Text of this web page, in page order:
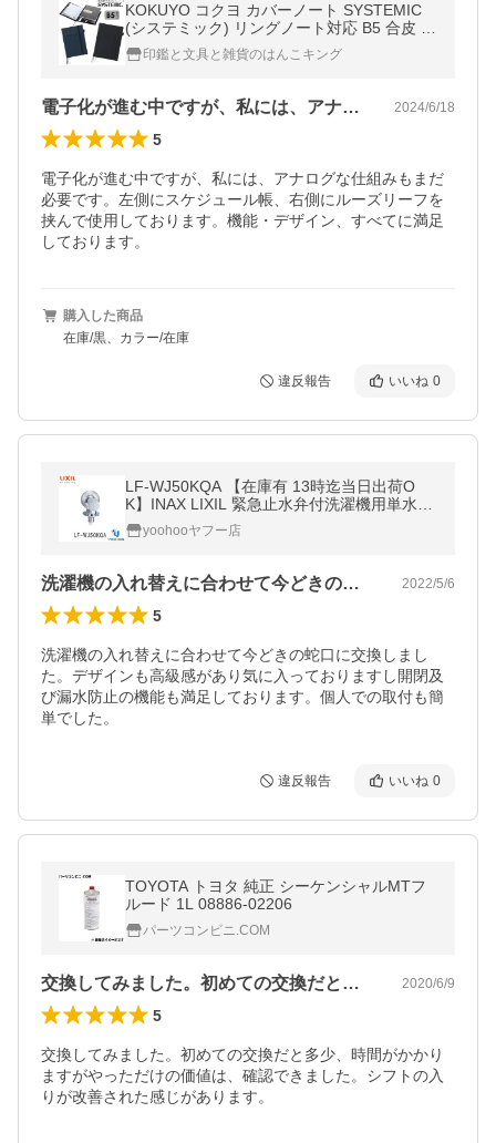
KOKUYO コクヨ カバーノート SYSTEMIC
(システミック) リングノート対応 B5 合皮 4
0枚 ノートカバー ノ-V683B ※1冊までメ
ール便可
印鑑と文具と雑貨のはんこキング
電子化が進む中ですが、私には、アナログ… 2024/6/18
5
電子化が進む中ですが、私には、アナログな仕組みもまだ
必要です。左側にスケジュール帳、右側にルーズリーフを
挟んで使用しております。機能・デザイン、すべてに満足
しております。
購入した商品
在庫/黒、カラー/在庫
違反報告 いいね 0
LF-WJ50KQA 【在庫有 13時迄当日出荷O
K】INAX LIXIL 緊急止水弁付洗濯機用単水栓
立水栓 室内専用露出タイプ吐水口は固定式
呼び径13mm(/LF-WJ50KQA/)
yoohooヤフー店
洗濯機の入れ替えに合わせて今どきの蛇口… 2022/5/6
5
洗濯機の入れ替えに合わせて今どきの蛇口に交換しまし
た。デザインも高級感があり気に入っておりますし開閉及
び漏水防止の機能も満足しております。個人での取付も簡
単でした。
違反報告 いいね 0
TOYOTA トヨタ 純正 シーケンシャルMTフ
ルード 1L 08886-02206
パーツコンビニ.COM
交換してみました。初めての交換だと多少… 2020/6/9
5
交換してみました。初めての交換だと多少、時間がかかり
ますがやっただけの価値は、確認できました。シフトの入
りが改善された感じがあります。